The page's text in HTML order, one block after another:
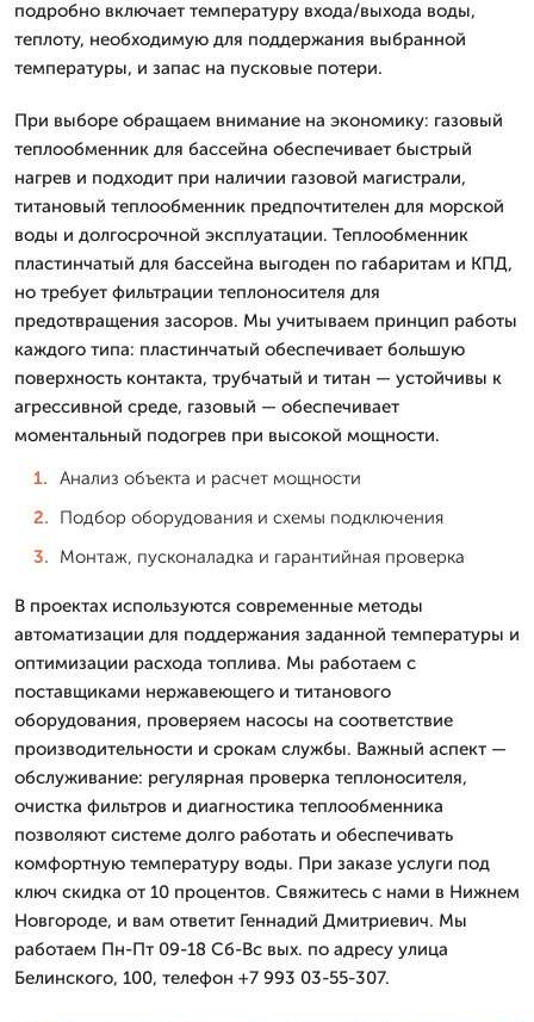
подробно включает температуру входа/выхода воды,
теплоту, необходимую для поддержания выбранной
температуры, и запас на пусковые потери.
При выборе обращаем внимание на экономику: газовый
теплообменник для бассейна обеспечивает быстрый
нагрев и подходит при наличии газовой магистрали,
титановый теплообменник предпочтителен для морской
воды и долгосрочной эксплуатации. Теплообменник
пластинчатый для бассейна выгоден по габаритам и КПД,
но требует фильтрации теплоносителя для
предотвращения засоров. Мы учитываем принцип работы
каждого типа: пластинчатый обеспечивает большую
поверхность контакта, трубчатый и титан — устойчивы к
агрессивной среде, газовый — обеспечивает
моментальный подогрев при высокой мощности.
Анализ объекта и расчет мощности
Подбор оборудования и схемы подключения
Монтаж, пусконаладка и гарантийная проверка
В проектах используются современные методы
автоматизации для поддержания заданной температуры и
оптимизации расхода топлива. Мы работаем с
поставщиками нержавеющего и титанового
оборудования, проверяем насосы на соответствие
производительности и срокам службы. Важный аспект —
обслуживание: регулярная проверка теплоносителя,
очистка фильтров и диагностика теплообменника
позволяют системе долго работать и обеспечивать
комфортную температуру воды. При заказе услуги под
ключ скидка от 10 процентов. Свяжитесь с нами в Нижнем
Новгороде, и вам ответит Геннадий Дмитриевич. Мы
работаем Пн-Пт 09-18 Сб-Вс вых. по адресу улица
Белинского, 100, телефон +7 993 03-55-307.